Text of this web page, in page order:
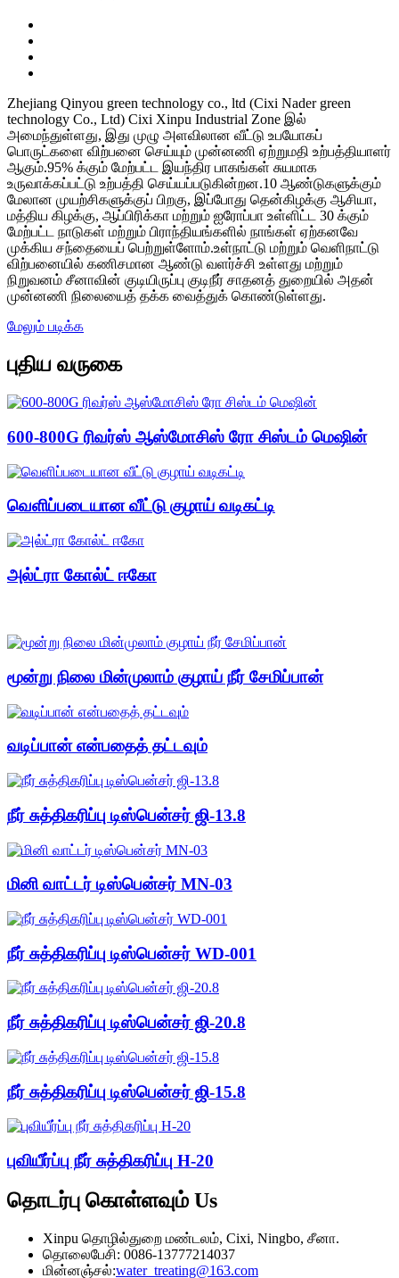
Zhejiang Qinyou green technology co., ltd (Cixi Nader green
technology Co., Ltd) Cixi Xinpu Industrial Zone இல்
அமைந்துள்ளது, இது முழு அளவிலான வீட்டு உபயோகப்
பொருட்களை விற்பனை செய்யும் முன்னணி ஏற்றுமதி உற்பத்தியாளர்
ஆகும்.95% க்கும் மேற்பட்ட இயந்திர பாகங்கள் சுயமாக
உருவாக்கப்பட்டு உற்பத்தி செய்யப்படுகின்றன.10 ஆண்டுகளுக்கும்
மேலான முயற்சிகளுக்குப் பிறகு, இப்போது தென்கிழக்கு ஆசியா,
மத்திய கிழக்கு, ஆப்பிரிக்கா மற்றும் ஐரோப்பா உள்ளிட்ட 30 க்கும்
மேற்பட்ட நாடுகள் மற்றும் பிராந்தியங்களில் நாங்கள் ஏற்கனவே
முக்கிய சந்தையைப் பெற்றுள்ளோம்.உள்நாட்டு மற்றும் வெளிநாட்டு
விற்பனையில் கணிசமான ஆண்டு வளர்ச்சி உள்ளது மற்றும்
நிறுவனம் சீனாவின் குடியிருப்பு குடிநீர் சாதனத் துறையில் அதன்
முன்னணி நிலையைத் தக்க வைத்துக் கொண்டுள்ளது.
மேலும் படிக்க
புதிய வருகை
600-800G ரிவர்ஸ் ஆஸ்மோசிஸ் ரோ சிஸ்டம் மெஷின்
வெளிப்படையான வீட்டு குழாய் வடிகட்டி
அல்ட்ரா கோல்ட் ஈகோ
மூன்று நிலை மின்முலாம் குழாய் நீர் சேமிப்பான்
வடிப்பான் என்பதைத் தட்டவும்
நீர் சுத்திகரிப்பு டிஸ்பென்சர் ஜி-13.8
மினி வாட்டர் டிஸ்பென்சர் MN-03
நீர் சுத்திகரிப்பு டிஸ்பென்சர் WD-001
நீர் சுத்திகரிப்பு டிஸ்பென்சர் ஜி-20.8
நீர் சுத்திகரிப்பு டிஸ்பென்சர் ஜி-15.8
புவியீர்ப்பு நீர் சுத்திகரிப்பு H-20
தொடர்பு கொள்ளவும் Us
Xinpu தொழில்துறை மண்டலம், Cixi, Ningbo, சீனா.
தொலைபேசி: 0086-13777214037
மின்னஞ்சல்:water_treating@163.com